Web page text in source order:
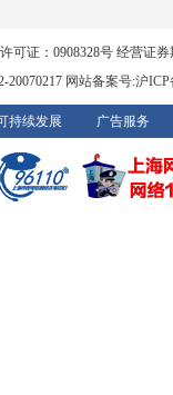
可证：0908328号 经营证
20070217 网站备案号:沪
持续发展 广告服务